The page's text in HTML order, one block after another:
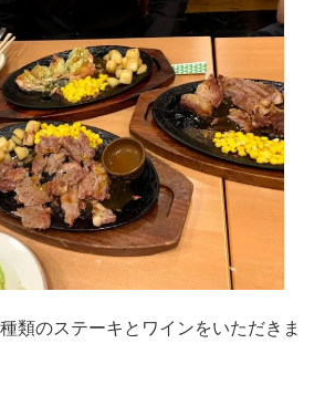
類のステーキとワインをいただきま